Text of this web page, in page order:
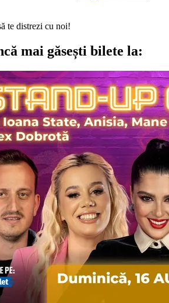
te distrezi cu noi!
mai găsești bilete la: